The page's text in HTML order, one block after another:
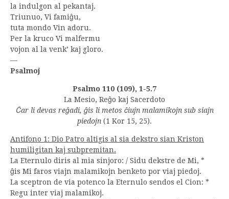
la indulgon al pekantaj.
Triunuo, Vi famiĝu,
tuta mondo Vin adoru.
Per la kruco Vi malfermu
vojon al la venk’ kaj gloro.
—
Psalmoj
Psalmo 110 (109), 1-5.7
La Mesio, Reĝo kaj Sacerdoto
Ĉar li devas reĝadi, ĝis li metos ĉiujn malamikojn sub siajn
piedojn (1 Kor 15, 25).
Antifono 1: Dio Patro altigis al sia dekstro sian Kriston
humiligitan kaj subpremitan.
La Eternulo diris al mia sinjoro: / Sidu dekstre de Mi, *
ĝis Mi faros viajn malamikojn benketo por viaj piedoj.
La sceptron de via potenco la Eternulo sendos el Cion: *
Regu inter viaj malamikoj.